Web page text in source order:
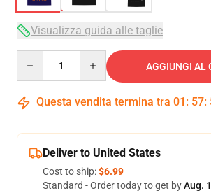
Visualizza guida alle taglie
AGGIUNGI AL
Questa vendita termina tra 01 : 57:
Deliver to United States
Cost to ship:$6.99
Standard - Order today to get byAug.